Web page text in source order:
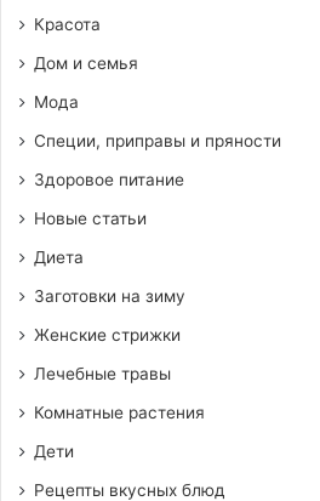
BB-код для вставки на форум:
Ссылка на изображение:
Сил, энергичности и оптимизма.
BB-код для вставки на форум:
Ссылка на изображение:
Красота
Дом и семья
Мода
Специи, приправы и пряности
Здоровое питание
Новые статьи
Диета
Заготовки на зиму
Женские стрижки
Лечебные травы
Комнатные растения
Дети
Рецепты вкусных блюд